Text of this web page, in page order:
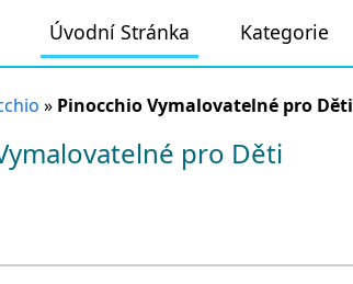
Úvodní Stránka Kategorie
» Pinocchio Vymalovatelné pro Děti
pro Děti